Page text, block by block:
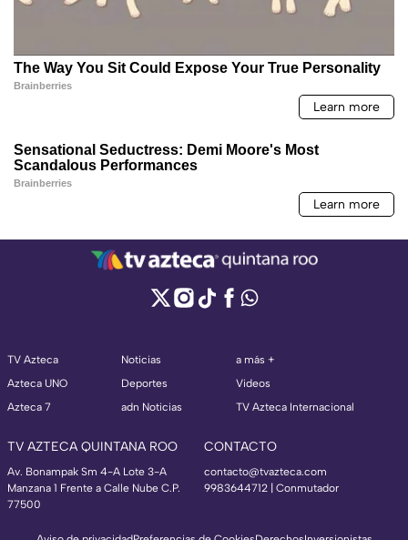
TV Azteca
Azteca UNO
Azteca 7
Noticias
Deportes
adn Noticias
a más +
Videos
TV Azteca Internacional
TV AZTECA QUINTANA ROO
Av. Bonampak Sm 4-A Lote 3-A
Manzana 1 Frente a Calle Nube C.P.
77500
CONTACTO
contacto@tvazteca.com
9983644712 | Conmutador